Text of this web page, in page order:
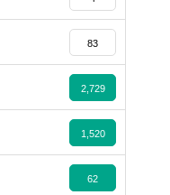
83
2,729
1,520
62